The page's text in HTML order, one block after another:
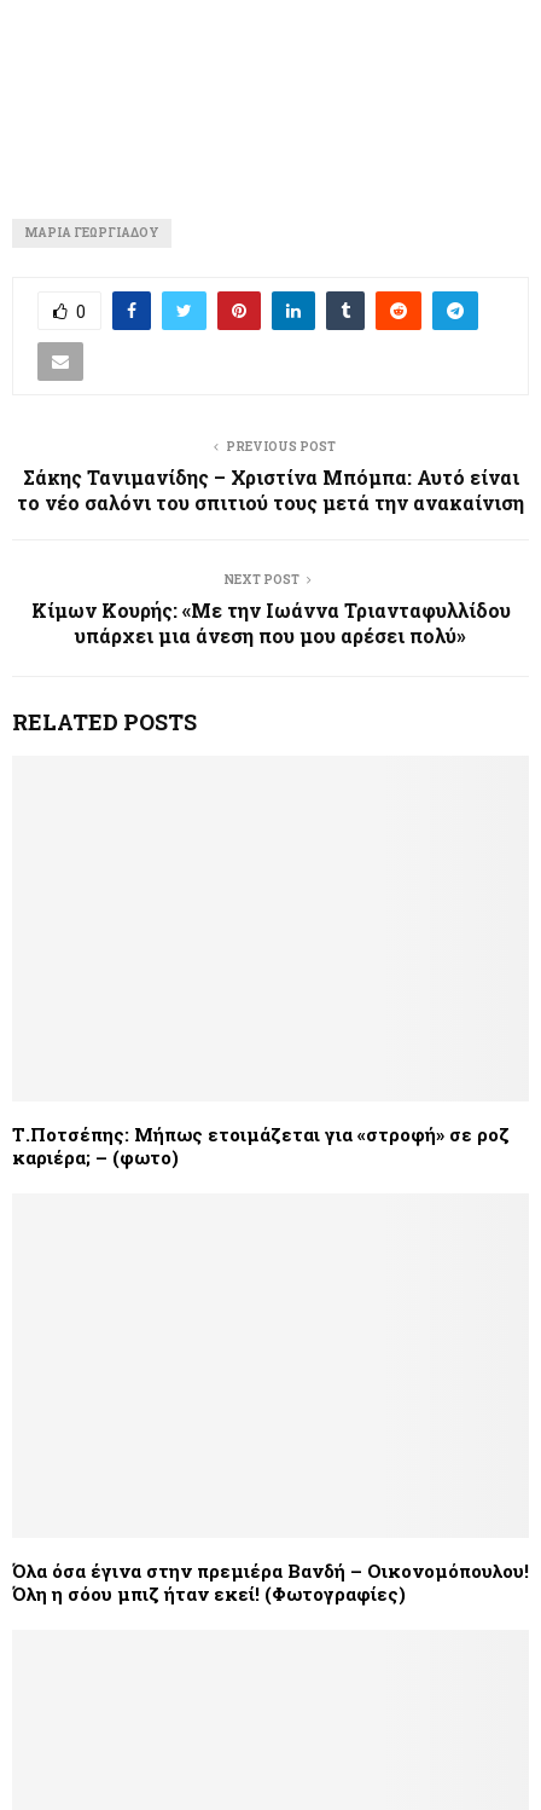
ΜΑΡΊΑ ΓΕΩΡΓΙΆΔΟΥ
0
PREVIOUS POST
Σάκης Τανιμανίδης – Χριστίνα Μπόμπα: Αυτό είναι
το νέο σαλόνι του σπιτιού τους μετά την ανακαίνιση
NEXT POST
Κίμων Κουρής: «Με την Ιωάννα Τριανταφυλλίδου
υπάρχει μια άνεση που μου αρέσει πολύ»
RELATED POSTS
Τ.Ποτσέπης: Μήπως ετοιμάζεται για «στροφή» σε ροζ
καριέρα; – (φωτο)
Όλα όσα έγινα στην πρεμιέρα Βανδή – Οικονομόπουλου!
Όλη η σόου μπιζ ήταν εκεί! (Φωτογραφίες)